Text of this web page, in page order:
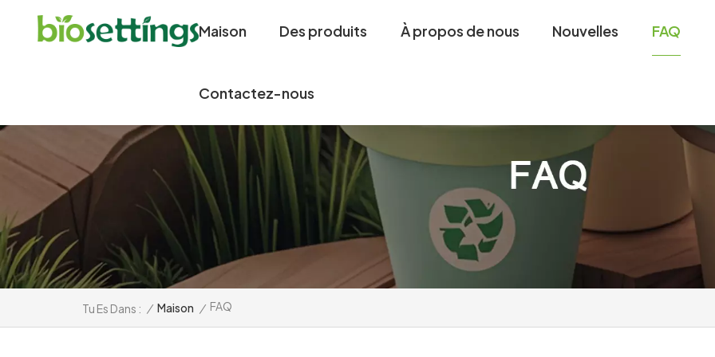
Maison Des produits À propos de nous Nouvelles FAQ
Contactez-nous
Tu Es Dans : / Maison / FAQ